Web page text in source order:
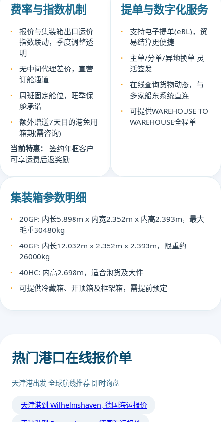
费率与指数机制
报价与集装箱出口运价
指数联动，季度调整透
明
无中间代理差价，直营
订舱通道
周班固定舱位，旺季保
舱承诺
额外赠送7天目的港免用
箱期(需咨询)
当前特惠：
签约年框客户
可享运费后返奖励
提单与数字化服务
支持电子提单(eBL)，贸
易结算更便捷
主单/分单/异地换单 灵
活签发
在线查询货物动态，与
多家船东系统直连
可提供WAREHOUSE TO
WAREHOUSE全程单
集装箱参数明细
20GP: 内长5.898m x 内宽2.352m x 内高2.393m，最大
毛重30480kg
40GP: 内长12.032m x 2.352m x 2.393m，限重约
26000kg
40HC: 内高2.698m，适合泡货及大件
可提供冷藏箱、开顶箱及框架箱，需提前预定
热门港口在线报价单
天津港出发 全球航线推荐 即时询盘
天津港到 Wilhelmshaven, 德国海运报价